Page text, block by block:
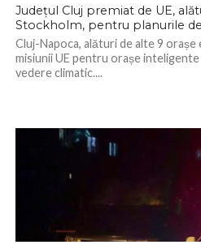
Județul Cluj premiat de UE,
Stockholm, pentru planurile de
Cluj-Napoca, alături de alte 9
misiunii UE pentru orașe
vedere climatic....